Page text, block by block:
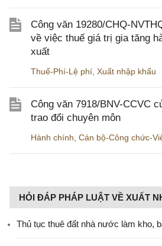
Công văn 19280/CHQ-
về việc thuế giá trị gia tăng
xuất
Thuế-Phí-Lệ phí Xuất nhập khẩu
Công văn 7918/BNV-CCVC
trao đổi chuyên môn
Hành chính Cán bộ-Công chức-
HỎI ĐÁP PHÁP LUẬT VỀ XUẤT
Thủ tục thuê đất nhà nước làm kho,